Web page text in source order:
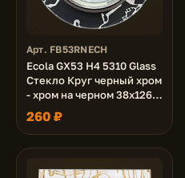
Арт. FB53RNECH
Ecola GX53 H4 5310 Glass
Стекло Круг черный хром
- хром на черном 38x126
(к+)
260 ₽